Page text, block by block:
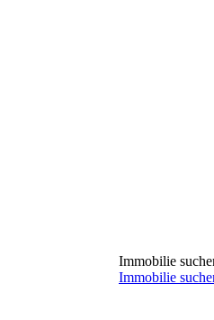
Immobilie
Immobilie